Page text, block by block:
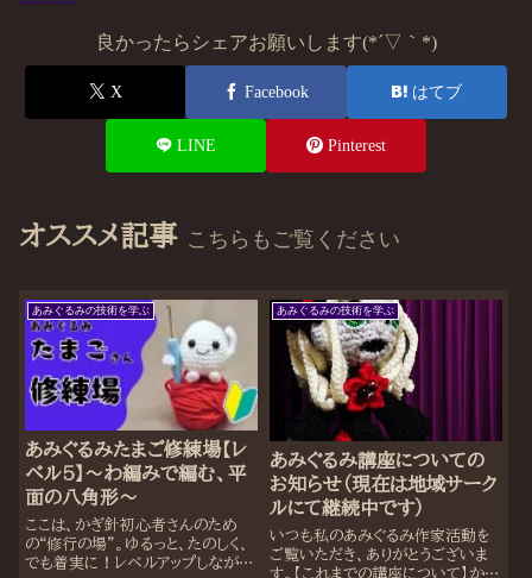
良かったらシェアお願いします(*´▽｀*)
X Facebook はてブ
LINE Pinterest
オススメ記事 こちらもご覧ください
あみぐるみの技術を学ぶ
あみぐるみたまご修練場【レ
ベル5】〜わ編みで編む、平
面の八角形〜
ここは、かぎ針初心者さんのため
の“修行の場”。ゆるっと、たのしく、
でも着実に！レベルアップしなが
あみぐるみの技術を学ぶ
あみぐるみ講座についての
お知らせ（現在は地域サーク
ルにて継続中です）
いつも私のあみぐるみ作家活動を
ご覧いただき、ありがとうございま
す。【これまでの講座について】かつ